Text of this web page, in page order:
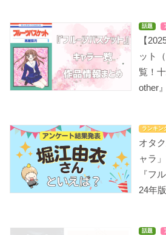
バジリスク ～桜花忍法
帖～
夜叉至
王様ゲーム The
ation
本多奈津子
初恋モンスター
二階堂夏歩
坂本ですが？
黒沼あいな
話題
【
ット
覧！
other
ランキン
オタ
ャラ
『フ
24年版
話題